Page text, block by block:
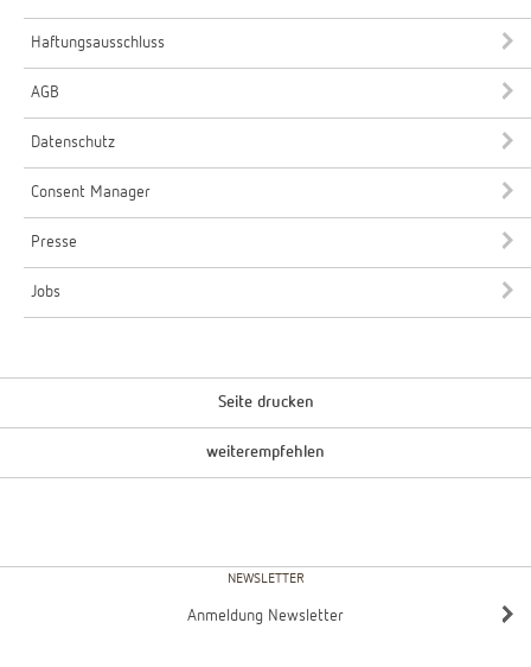
Haftungsausschluss
AGB
Datenschutz
Consent Manager
Presse
Jobs
Seite drucken
weiterempfehlen
NEWSLETTER
Anmeldung Newsletter